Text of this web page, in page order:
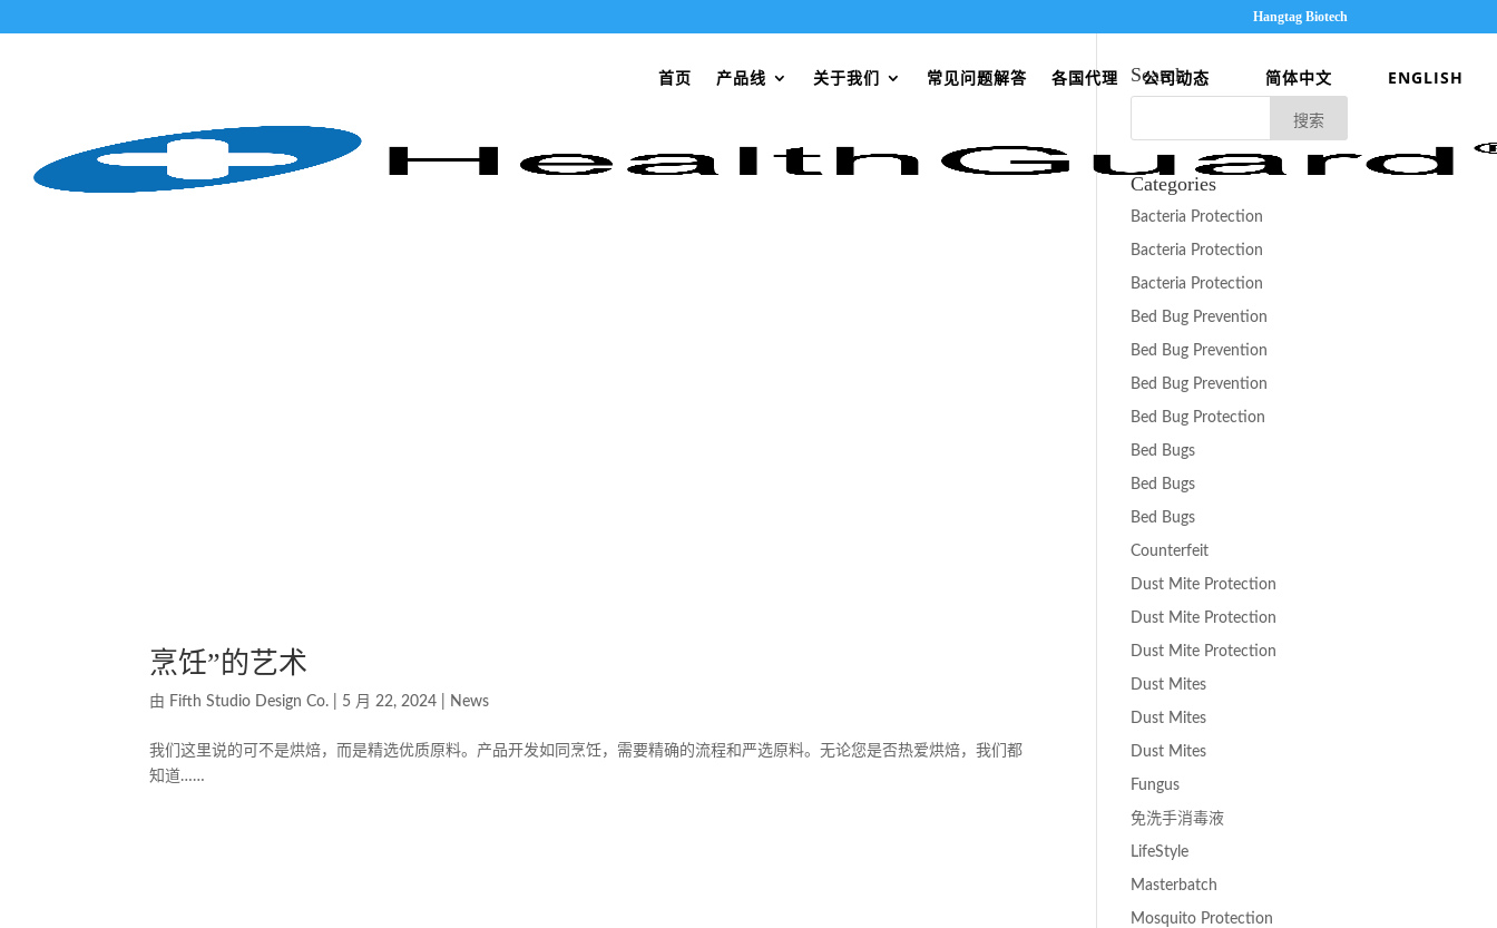
Hangtag Biotech
首页 产品线 关于我们 常见问题解答 各国代理 公司动态 简体中文 ENGLISH
烹饪”的艺术
由 Fifth Studio Design Co. 5 月 22, 2024 News
我们这里说的可不是烘焙，而是精选优质原料。产品开发如同烹饪，需要精确的流程和严选原料。无论您是否热爱烘焙，我们都
知道……
Search
Categories
Bacteria Protection
Bacteria Protection
Bacteria Protection
Bed Bug Prevention
Bed Bug Prevention
Bed Bug Prevention
Bed Bug Protection
Bed Bugs
Bed Bugs
Bed Bugs
Counterfeit
Dust Mite Protection
Dust Mite Protection
Dust Mite Protection
Dust Mites
Dust Mites
Dust Mites
Fungus
免洗手消毒液
LifeStyle
Masterbatch
Mosquito Protection